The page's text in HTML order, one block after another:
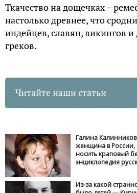
Ткачество на дощечках –
настолько древнее, что
индейцев, славян, викингов
греков.
Читайте наши статьи
Галина
женщина в
носить краповый
энциклопедия
Из-за какой